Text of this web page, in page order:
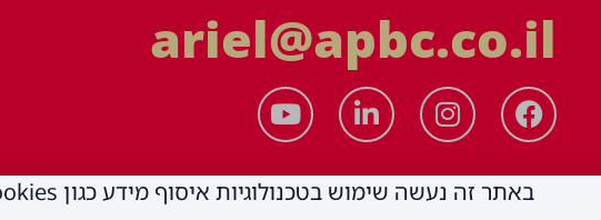
ariel@apbc.co.il